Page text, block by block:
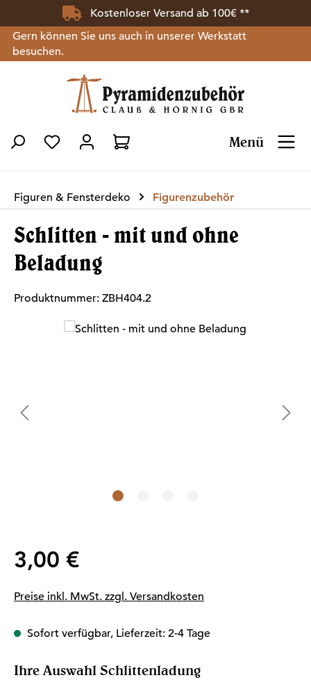
Zum Hauptinhalt springenKostenloser Versand ab 100€ **
Gern können Sie uns auch in unserer Werkstatt
besuchen.
Menü
Du hast 0 Produkte auf dem Merkzettel
Figuren & Fensterdeko Figurenzubehör
Schlitten - mit und ohne
Beladung
Produktnummer: ZBH404.2
Bildergalerie überspringen
Regulärer Preis:
3,00 €
Preise inkl. MwSt. zzgl. Versandkosten
Sofort verfügbar, Lieferzeit: 2-4 Tage
Ihre Auswahl Schlittenladungauswählen